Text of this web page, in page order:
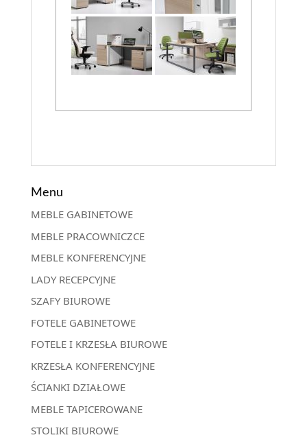
Menu
MEBLE GABINETOWE
MEBLE PRACOWNICZCE
MEBLE KONFERENCYJNE
LADY RECEPCYJNE
SZAFY BIUROWE
FOTELE GABINETOWE
FOTELE I KRZESŁA BIUROWE
KRZESŁA KONFERENCYJNE
ŚCIANKI DZIAŁOWE
MEBLE TAPICEROWANE
STOLIKI BIUROWE